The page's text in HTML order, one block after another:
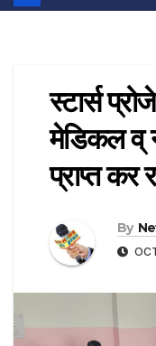
स्टार्स
मेडिकल व्
प्राप्त कर
By